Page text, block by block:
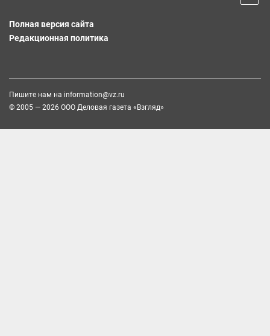
Полная версия сайта
Редакционная политика
Пишите нам на information@vz.ru
© 2005 — 2026 ООО Деловая газета «Взгляд»